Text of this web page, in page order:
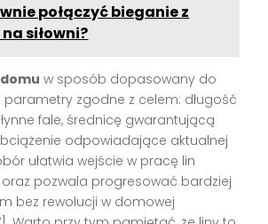
połączyć bieganie z
siłowni?
w sposób dopasowany do
parametry zgodne z celem: długość
fale, średnicę gwarantującą
odpowiadające aktualnej
ułatwia wejście w pracę lin
pozwala progresować bardziej
bez rewolucji w domowej